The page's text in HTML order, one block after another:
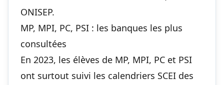
ONISEP.
MP, MPI, PC, PSI : les banques les plus
consultées
En 2023, les élèves de MP, MPI, PC et PSI
ont surtout suivi les calendriers SCEI des